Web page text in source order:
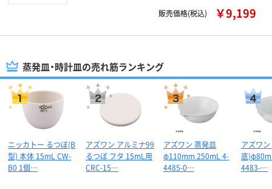
販売価格(税込)
￥9,199
蒸発皿・時計皿の売れ筋ランキング
ニッカトー るつぼ(B
型) 本体 15mL CW-
B0 1個…
アズワン アルミナ99
るつぼ フタ 15mL用
CRC-15…
アズワン 蒸発皿
φ110mm 250mL 4-
4485-0…
アズワ
底
4483-…